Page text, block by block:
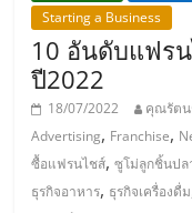
Starting a Business
10 อันดับแฟร
ปี2022
18/07/2022 คุณรัตน
Advertising, Franchise,
ซื้อแฟรนไชส์,ซูโม่ลูกชิ้นปล
ธุรกิจอาหาร, ธุรกิจเครื่องดื่ม